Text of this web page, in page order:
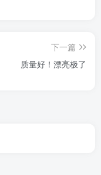
下一篇
质量好！漂亮极了